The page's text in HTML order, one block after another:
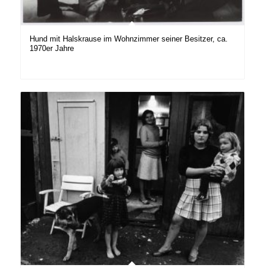
Hund mit Halskrause im Wohnzimmer seiner Besitzer, ca.
1970er Jahre